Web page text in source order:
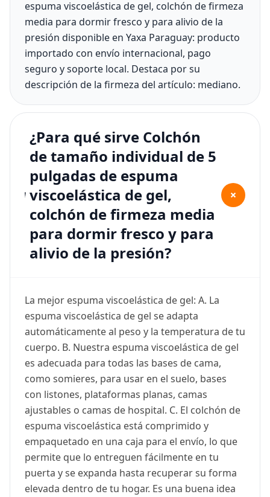
espuma viscoelástica de gel, colchón de firmeza
media para dormir fresco y para alivio de la
presión disponible en Yaxa Paraguay: producto
importado con envío internacional, pago
seguro y soporte local. Destaca por su
descripción de la firmeza del artículo: mediano.
¿Para qué sirve Colchón
de tamaño individual de 5
pulgadas de espuma
viscoelástica de gel,
colchón de firmeza media
para dormir fresco y para
alivio de la presión?
+
La mejor espuma viscoelástica de gel: A. La
espuma viscoelástica de gel se adapta
automáticamente al peso y la temperatura de tu
cuerpo. B. Nuestra espuma viscoelástica de gel
es adecuada para todas las bases de cama,
como somieres, para usar en el suelo, bases
con listones, plataformas planas, camas
ajustables o camas de hospital. C. El colchón de
espuma viscoelástica está comprimido y
empaquetado en una caja para el envío, lo que
permite que lo entreguen fácilmente en tu
puerta y se expanda hasta recuperar su forma
elevada dentro de tu hogar. Es una buena idea